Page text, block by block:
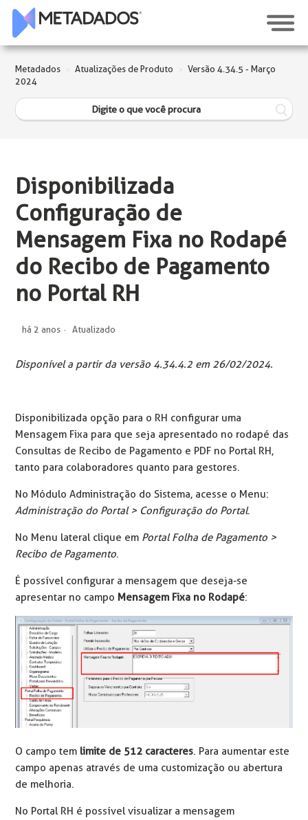
Metadados Atualizações de Produto
Versão 4.34.5 - Março
2024
Disponibilizada
Configuração de
Mensagem Fixa no Rodapé
do Recibo de Pagamento
no Portal RH
há 2 anos Atualizado
Disponível a partir da versão 4.34.4.2 em 26/02/2024.
Disponibilizada opção para o RH configurar uma
Mensagem Fixa para que seja apresentado no rodapé das
Consultas de Recibo de Pagamento e PDF no Portal RH,
tanto para colaboradores quanto para gestores.
No Módulo Administração do Sistema, acesse o Menu:
Administração do Portal > Configuração do Portal.
No Menu lateral clique em Portal Folha de Pagamento >
Recibo de Pagamento.
É possível configurar a mensagem que deseja-se
apresentar no campo Mensagem Fixa no Rodapé:
O campo tem limite de 512 caracteres. Para aumentar este
campo apenas através de uma customização ou abertura
de melhoria.
No Portal RH é possível visualizar a mensagem